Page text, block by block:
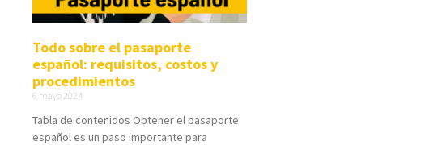
Todo sobre el pasaporte
español: requisitos, costos y
procedimientos
6 mayo 2024
Tabla de contenidos Obtener el pasaporte
español es un paso importante para